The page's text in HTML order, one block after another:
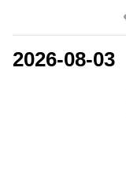
2026-08-03